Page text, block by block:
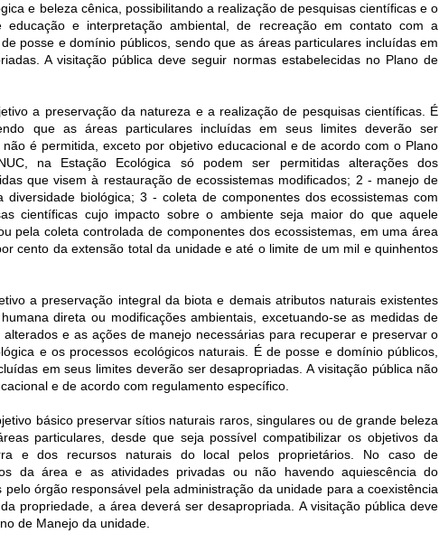
e beleza cênica, possibilitando a realização de pesquisas científicas e o
educação e interpretação ambiental, de recreação em contato com a
posse e domínio públicos, sendo que as áreas particulares incluídas em
A visitação pública deve seguir normas estabelecidas no Plano de
a preservação da natureza e a realização de pesquisas científicas. É
que as áreas particulares incluídas em seus limites deverão ser
é permitida, exceto por objetivo educacional e de acordo com o Plano
na Estação Ecológica só podem ser permitidas alterações dos
que visem à restauração de ecossistemas modificados; 2 - manejo de
biológica; 3 - coleta de componentes dos ecossistemas com
científicas cujo impacto sobre o ambiente seja maior do que aquele
pela coleta controlada de componentes dos ecossistemas, em uma área
cento da extensão total da unidade e até o limite de um mil e quinhentos
a preservação integral da biota e demais atributos naturais existentes
direta ou modificações ambientais, excetuando-se as medidas de
e as ações de manejo necessárias para recuperar e preservar o
e os processos ecológicos naturais. É de posse e domínio públicos,
em seus limites deverão ser desapropriadas. A visitação pública não
e de acordo com regulamento específico.
básico preservar sítios naturais raros, singulares ou de grande beleza
particulares, desde que seja possível compatibilizar os objetivos da
e dos recursos naturais do local pelos proprietários. No caso de
da área e as atividades privadas ou não havendo aquiescência do
órgão responsável pela administração da unidade para a coexistência
propriedade, a área deverá ser desapropriada. A visitação pública deve
de Manejo da unidade.